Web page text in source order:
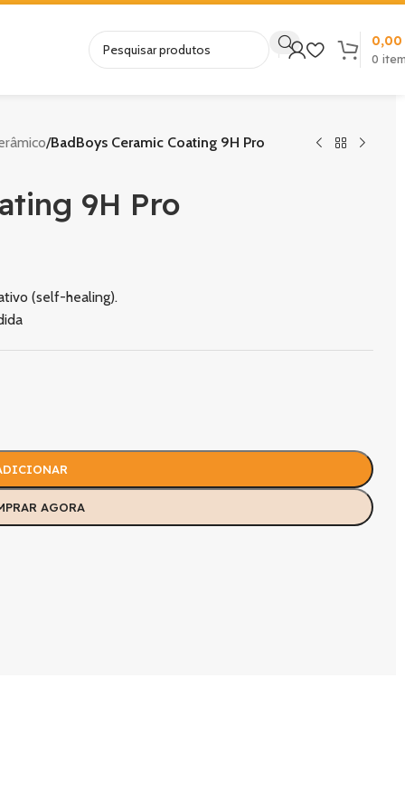
0
0,00
/BadBoys Ceramic Coating 9H Pro
9H Pro
(self-healing).
AGORA